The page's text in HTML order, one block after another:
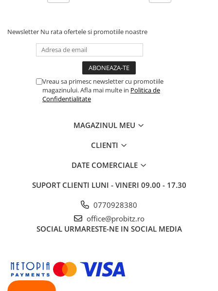
Newsletter Nu rata ofertele si promotiile noastre
Vreau sa primesc newsletter cu promotiile
magazinului. Afla mai multe in Politica de
Confidentialitate
MAGAZINUL MEU
CLIENTI
DATE COMERCIALE
SUPORT CLIENTI LUNI - VINERI 09.00 - 17.30
0770928380
office@probitz.ro
SOCIAL URMARESTE-NE IN SOCIAL MEDIA